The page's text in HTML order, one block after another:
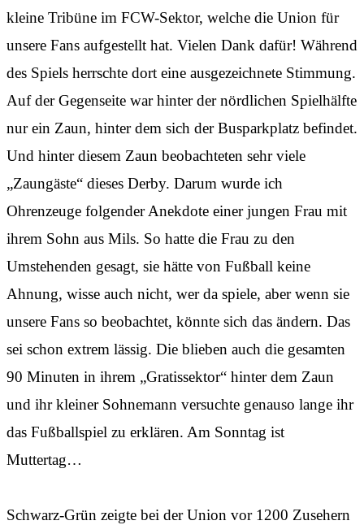
kleine Tribüne im FCW-Sektor, welche die Union für
unsere Fans aufgestellt hat. Vielen Dank dafür! Während
des Spiels herrschte dort eine ausgezeichnete Stimmung.
Auf der Gegenseite war hinter der nördlichen Spielhälfte
nur ein Zaun, hinter dem sich der Busparkplatz befindet.
Und hinter diesem Zaun beobachteten sehr viele
„Zaungäste“ dieses Derby. Darum wurde ich
Ohrenzeuge folgender Anekdote einer jungen Frau mit
ihrem Sohn aus Mils. So hatte die Frau zu den
Umstehenden gesagt, sie hätte von Fußball keine
Ahnung, wisse auch nicht, wer da spiele, aber wenn sie
unsere Fans so beobachtet, könnte sich das ändern. Das
sei schon extrem lässig. Die blieben auch die gesamten
90 Minuten in ihrem „Gratissektor“ hinter dem Zaun
und ihr kleiner Sohnemann versuchte genauso lange ihr
das Fußballspiel zu erklären. Am Sonntag ist
Muttertag…
Schwarz-Grün zeigte bei der Union vor 1200 Zusehern